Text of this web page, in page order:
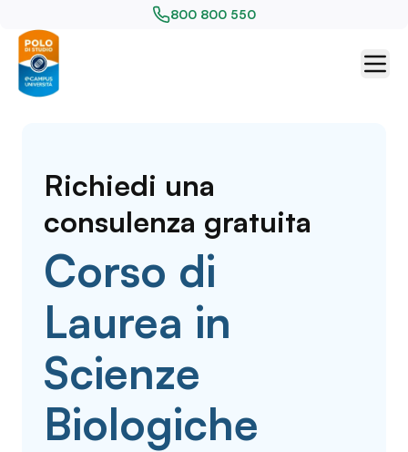
800 800 550
Richiedi una
consulenza gratuita
Corso di
Laurea in
Scienze
Biologiche